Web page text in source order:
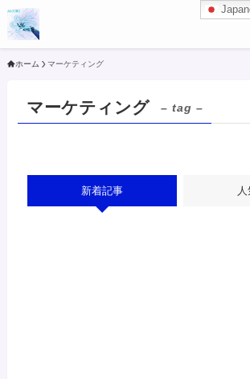
ホーム マーケティング
マーケティング – tag –
新着記事